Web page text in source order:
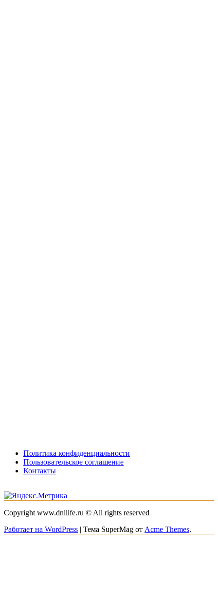
Политика конфиденциальности
Пользовательское соглашение
Контакты
Copyright www.dnilife.ru © All rights reserved
Работает на WordPress | Тема SuperMag от Acme Themes.